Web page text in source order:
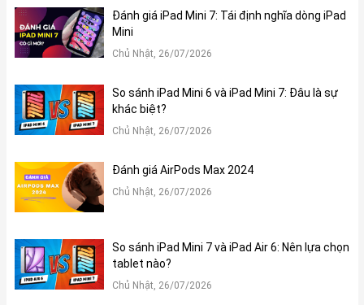
Đánh giá iPad Mini 7: Tái định nghĩa dòng iPad
Mini
Chủ Nhật, 26/07/2026
So sánh iPad Mini 6 và iPad Mini 7: Đâu là sự
khác biệt?
Chủ Nhật, 26/07/2026
Đánh giá AirPods Max 2024
Chủ Nhật, 26/07/2026
So sánh iPad Mini 7 và iPad Air 6: Nên lựa chọn
tablet nào?
Chủ Nhật, 26/07/2026